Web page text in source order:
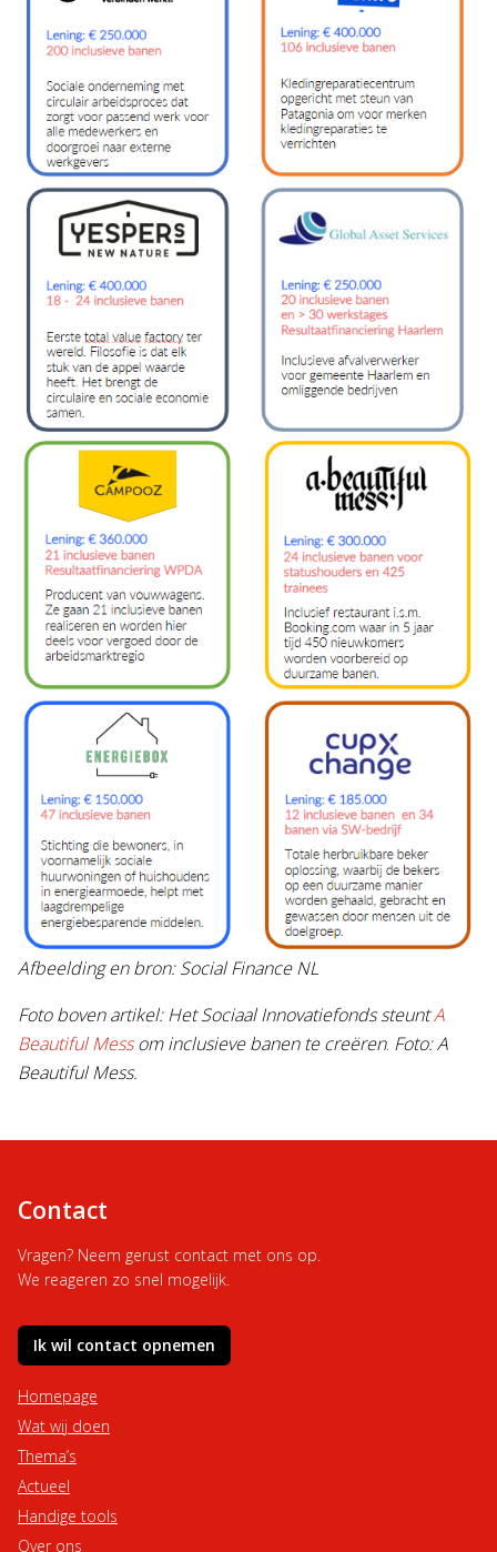
Afbeelding en bron: Social Finance NL
Foto boven artikel:Het Sociaal Innovatiefonds steuntA
Beautiful Messom inclusieve banen te creëren. Foto: A
Beautiful Mess.
Contact
Vragen? Neem gerust contact met ons op.
We reageren zo snel mogelijk.
Ik wil contact opnemen
Homepage
Wat wij doen
Thema’s
Actueel
Handige tools
Over ons